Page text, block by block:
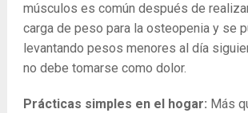
músculos es común después de
carga de peso para la osteopenia y se
levantando pesos menores al día
no debe tomarse como dolor.
Prácticas simples en el hogar: Más